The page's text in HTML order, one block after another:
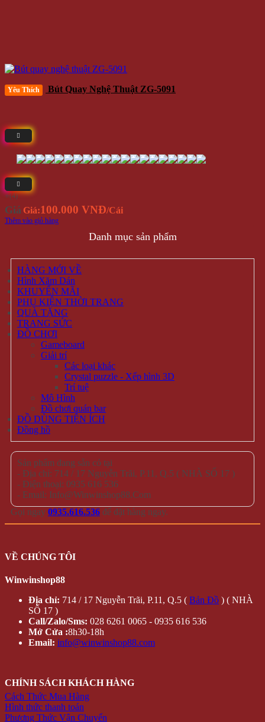
Yêu Thích Bút Quay Nghệ Thuật ZG-5091
⭐(4)
Giá Giá:100.000 VNĐ/Cái
Thêm vào giỏ hàng
Danh mục sản phẩm
HÀNG MỚI VỀ
Hình Xăm Dán
KHUYẾN MÃI
PHỤ KIỆN THỜI TRANG
QUÀ TẶNG
TRANG SỨC
ĐỒ CHƠI
Gameboard
Giải trí
Các loại khác
Crystal puzzle - Xếp hình 3D
Trí tuệ
Mô Hình
Đồ chơi quán bar
ĐỒ DÙNG TIỆN ÍCH
Đồng hồ
Sản phẩm đang sẵn có tại
- Địa chỉ: 714 / 17 Nguyễn Trãi, P.11, Q.5 ( NHÀ SỐ 17 )
- Điện thoại: 0935 616 536
- Email: Info@Winwinshop88.Com
Gọi ngay 0935.616.536 để đặt hàng ngay.
VỀ CHÚNG TÔI
Winwinshop88
Địa chỉ: 714 / 17 Nguyễn Trãi, P.11, Q.5 ( Bản Đồ ) ( NHÀ
SỐ 17 )
Call/Zalo/Sms: 028 6261 0065 - 0935 616 536
Mở Cửa :8h30-18h
Email: info@winwinshop88.com
CHÍNH SÁCH KHÁCH HÀNG
Cách Thức Mua Hàng
Hình thức thanh toán
Phương Thức Vận Chuyển